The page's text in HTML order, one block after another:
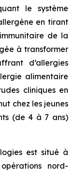
le système
en tirant
de la
à transformer
d’allergies
alimentaire
cliniques en
chez les jeunes
(de 4 à 7 ans)
est situé à
nord-